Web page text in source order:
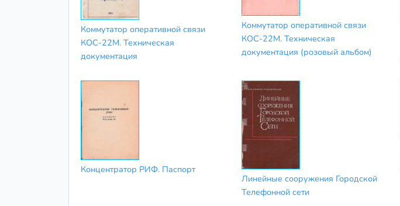
Коммутатор оперативной связи
КОС-22М. Техническая
документация
Коммутатор оперативной связи
КОС-22М. Техническая
документация (розовый альбом)
Концентратор РИФ. Паспорт
Линейные сооружения Городской
Телефонной сети